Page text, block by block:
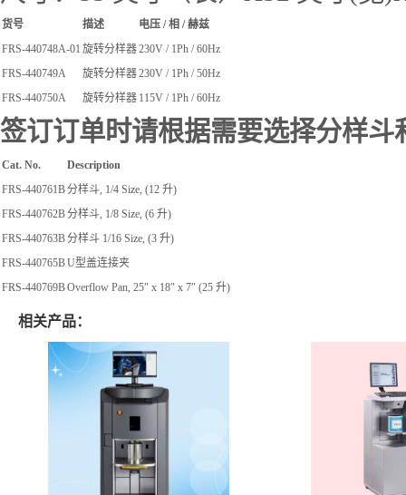
货号 描述
电压 / 相 / 赫兹
FRS-440748A-01 旋转分样器230V / 1Ph / 60Hz
FRS-440749A
旋转分样器230V / 1Ph / 50Hz
FRS-440750A
旋转分样器 115V / 1Ph / 60Hz
签订订单时请根据需要选择分样斗
Cat. No.
Description
FRS-440761B分样斗, 1/4 Size, (12 升)
FRS-440762B分样斗, 1/8 Size, (6 升)
FRS-440763B分样斗 1/16 Size, (3 升)
FRS-440765BU型盖连接夹
FRS-440769BOverflow Pan, 25″ x 18″ x 7″ (25 升)
相关产品：